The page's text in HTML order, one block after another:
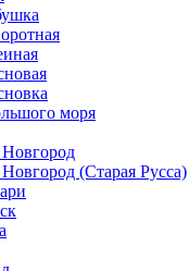
моря
(Старая Русса)